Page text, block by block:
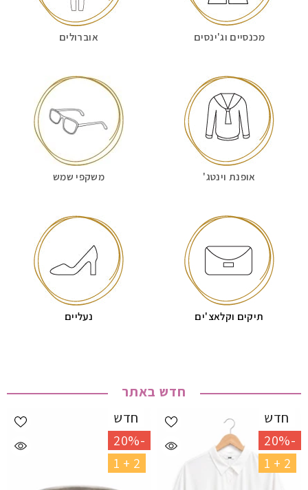
מכנסיים וג'ינסים אוברולים
אופנת וינטג' משקפי שמש
תיקים וקלאצ'ים נעליים
חדש באתר
חדש
-20%
2 + 1
חדש
-20%
2 + 1